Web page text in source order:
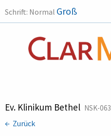
Schrift: Normal Groß
Ev. Klinikum Bethel NSK-063
← Zurück